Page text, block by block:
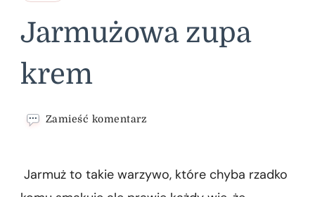
Jarmużowa zupa
krem
Zamieść komentarz
krem
Jarmuż to takie warzywo, które chyba rzadko